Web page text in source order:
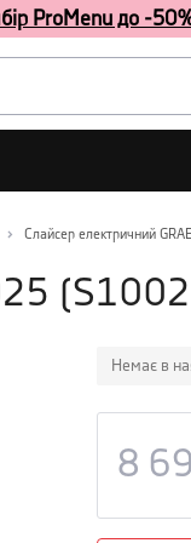
ProMenu до -
Слайсер електричний
(
Немає в
8